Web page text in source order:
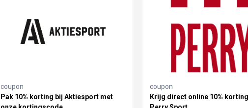
coupon
Pak 10% korting bij Aktiesport met
coupon
Krijg direct online 10%